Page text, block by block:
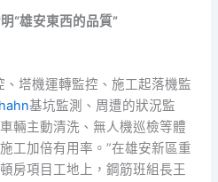
“雄安東西的品質”
塔機運轉監控、施工起落機監
基坑監測、周遭的狀況監
輛主動清洗、無人機巡檢等體
工加倍有用率。”在雄安新區重
房項目工地上，鋼筋班組長王